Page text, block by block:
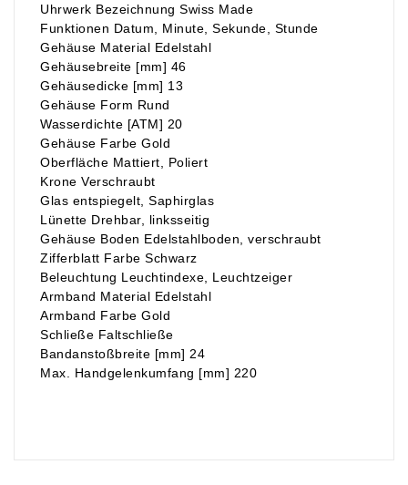
Uhrwerk Bezeichnung Swiss Made
Funktionen Datum, Minute, Sekunde, Stunde
Gehäuse Material Edelstahl
Gehäusebreite [mm] 46
Gehäusedicke [mm] 13
Gehäuse Form Rund
Wasserdichte [ATM] 20
Gehäuse Farbe Gold
Oberfläche Mattiert, Poliert
Krone Verschraubt
Glas entspiegelt, Saphirglas
Lünette Drehbar, linksseitig
Gehäuse Boden Edelstahlboden, verschraubt
Zifferblatt Farbe Schwarz
Beleuchtung Leuchtindexe, Leuchtzeiger
Armband Material Edelstahl
Armband Farbe Gold
Schließe Faltschließe
Bandanstoßbreite [mm] 24
Max. Handgelenkumfang [mm] 220